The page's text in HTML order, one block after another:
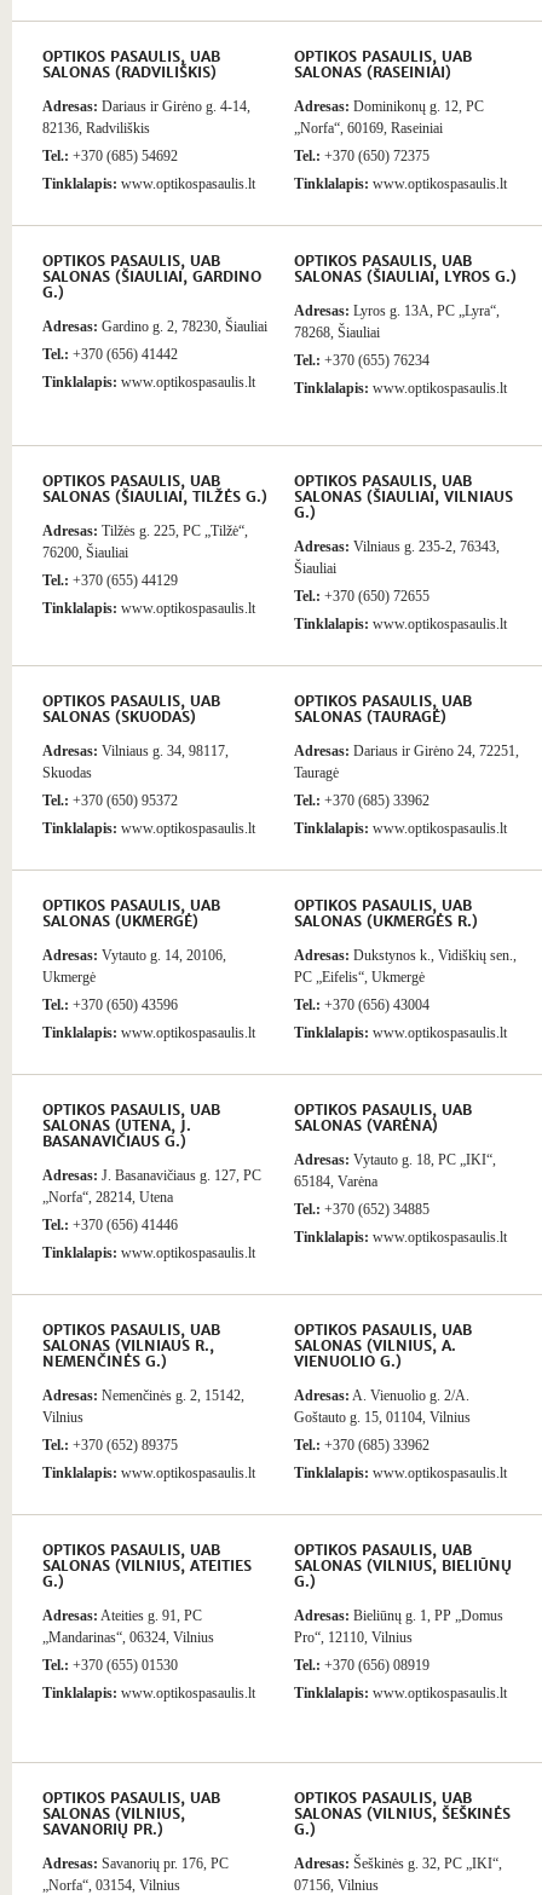
OPTIKOS PASAULIS, UAB
SALONAS (RADVILIŠKIS)
Adresas: Dariaus ir Girėno g. 4-14,
82136, Radviliškis
Tel.: +370 (685) 54692
Tinklalapis: www.optikospasaulis.lt
OPTIKOS PASAULIS, UAB
SALONAS (RASEINIAI)
Adresas: Dominikonų g. 12, PC
„Norfa“, 60169, Raseiniai
Tel.: +370 (650) 72375
Tinklalapis: www.optikospasaulis.lt
OPTIKOS PASAULIS, UAB
SALONAS (ŠIAULIAI, GARDINO
G.)
Adresas: Gardino g. 2, 78230, Šiauliai
Tel.: +370 (656) 41442
Tinklalapis: www.optikospasaulis.lt
OPTIKOS PASAULIS, UAB
SALONAS (ŠIAULIAI, LYROS G.)
Adresas: Lyros g. 13A, PC „Lyra“,
78268, Šiauliai
Tel.: +370 (655) 76234
Tinklalapis: www.optikospasaulis.lt
OPTIKOS PASAULIS, UAB
SALONAS (ŠIAULIAI, TILŽĖS G.)
Adresas: Tilžės g. 225, PC „Tilžė“,
76200, Šiauliai
Tel.: +370 (655) 44129
Tinklalapis: www.optikospasaulis.lt
OPTIKOS PASAULIS, UAB
SALONAS (ŠIAULIAI, VILNIAUS
G.)
Adresas: Vilniaus g. 235-2, 76343,
Šiauliai
Tel.: +370 (650) 72655
Tinklalapis: www.optikospasaulis.lt
OPTIKOS PASAULIS, UAB
SALONAS (SKUODAS)
Adresas: Vilniaus g. 34, 98117,
Skuodas
Tel.: +370 (650) 95372
Tinklalapis: www.optikospasaulis.lt
OPTIKOS PASAULIS, UAB
SALONAS (TAURAGĖ)
Adresas: Dariaus ir Girėno 24, 72251,
Tauragė
Tel.: +370 (685) 33962
Tinklalapis: www.optikospasaulis.lt
OPTIKOS PASAULIS, UAB
SALONAS (UKMERGĖ)
Adresas: Vytauto g. 14, 20106,
Ukmergė
Tel.: +370 (650) 43596
Tinklalapis: www.optikospasaulis.lt
OPTIKOS PASAULIS, UAB
SALONAS (UKMERGĖS R.)
Adresas: Dukstynos k., Vidiškių sen.,
PC „Eifelis“, Ukmergė
Tel.: +370 (656) 43004
Tinklalapis: www.optikospasaulis.lt
OPTIKOS PASAULIS, UAB
SALONAS (UTENA, J.
BASANAVIČIAUS G.)
Adresas: J. Basanavičiaus g. 127, PC
„Norfa“, 28214, Utena
Tel.: +370 (656) 41446
Tinklalapis: www.optikospasaulis.lt
OPTIKOS PASAULIS, UAB
SALONAS (VARĖNA)
Adresas: Vytauto g. 18, PC „IKI“,
65184, Varėna
Tel.: +370 (652) 34885
Tinklalapis: www.optikospasaulis.lt
OPTIKOS PASAULIS, UAB
SALONAS (VILNIAUS R.,
NEMENČINĖS G.)
Adresas: Nemenčinės g. 2, 15142,
Vilnius
Tel.: +370 (652) 89375
Tinklalapis: www.optikospasaulis.lt
OPTIKOS PASAULIS, UAB
SALONAS (VILNIUS, A.
VIENUOLIO G.)
Adresas: A. Vienuolio g. 2/A.
Goštauto g. 15, 01104, Vilnius
Tel.: +370 (685) 33962
Tinklalapis: www.optikospasaulis.lt
OPTIKOS PASAULIS, UAB
SALONAS (VILNIUS, ATEITIES
G.)
Adresas: Ateities g. 91, PC
„Mandarinas“, 06324, Vilnius
Tel.: +370 (655) 01530
Tinklalapis: www.optikospasaulis.lt
OPTIKOS PASAULIS, UAB
SALONAS (VILNIUS, BIELIŪNŲ
G.)
Adresas: Bieliūnų g. 1, PP „Domus
Pro“, 12110, Vilnius
Tel.: +370 (656) 08919
Tinklalapis: www.optikospasaulis.lt
OPTIKOS PASAULIS, UAB
SALONAS (VILNIUS,
SAVANORIŲ PR.)
Adresas: Savanorių pr. 176, PC
„Norfa“, 03154, Vilnius
OPTIKOS PASAULIS, UAB
SALONAS (VILNIUS, ŠEŠKINĖS
G.)
Adresas: Šeškinės g. 32, PC „IKI“,
07156, Vilnius